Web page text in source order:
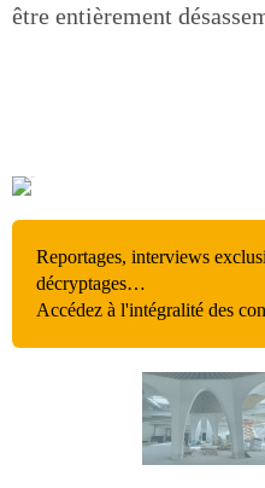
être entièrement
Reportages, interviews
décryptages…
Accédez à l'intégralité des